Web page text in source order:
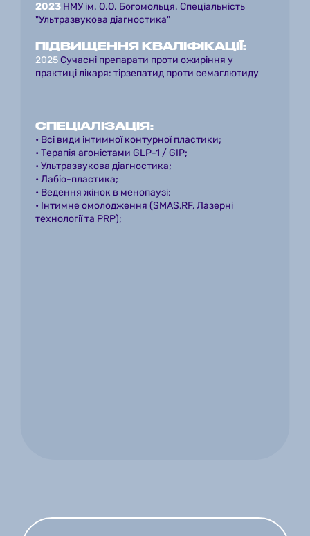
2023 НМУ ім. О.О. Богомольця. Спеціальність
"Ультразвукова діагностика"
ПІДВИЩЕННЯ КВАЛІФІКАЦІЇ:
2025 Сучасні препарати проти ожиріння у
практиці лікаря: тірзепатид проти семаглютиду
СПЕЦІАЛІЗАЦІЯ:
• Всі види інтимної контурної пластики;
• Терапія агоністами GLP-1 / GIP;
• Ультразвукова діагностика;
• Лабіо-пластика;
• Ведення жінок в менопаузі;
• Інтимне омолодження (SMAS,RF, Лазерні
технології та PRP);